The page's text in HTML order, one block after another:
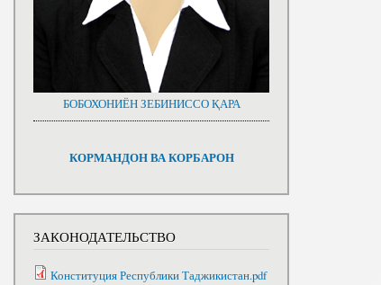
БОБОХОНИЁН ЗЕБИНИССО ҚАРА
КОРМАНДОН ВА КОРБАРОН
ЗАКОНОДАТЕЛЬСТВО
Конституция Республики Таджикистан.pdf